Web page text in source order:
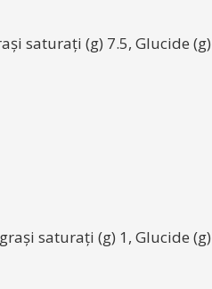
saturați (g) 7.5, Glucide
saturați (g) 1, Glucide